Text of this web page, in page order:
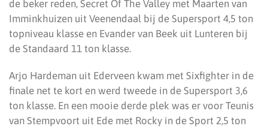
de beker reden, Secret Of The Valley met Maarten van
Imminkhuizen uit Veenendaal bij de Supersport 4,5 ton
topniveau klasse en Evander van Beek uit Lunteren bij
de Standaard 11 ton klasse.
Arjo Hardeman uit Ederveen kwam met Sixfighter in de
finale net te kort en werd tweede in de Supersport 3,6
ton klasse. En een mooie derde plek was er voor Teunis
van Stempvoort uit Ede met Rocky in de Sport 2,5 ton